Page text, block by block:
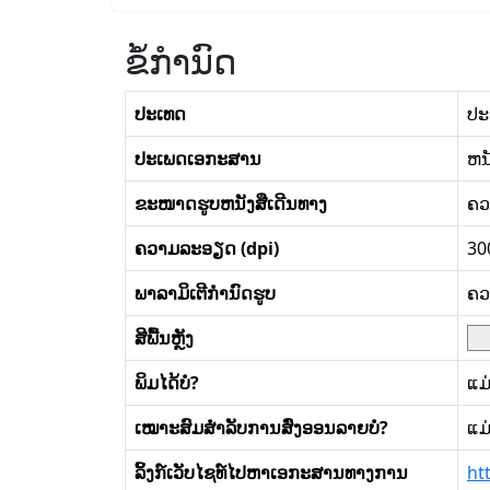
ຂໍ້ກໍານົດ
ປະເທດ
ປ
ປະເພດເອກະສານ
ຫ
ຂະໜາດຮູບຫນັງສືເດີນທາງ
ຄ
ຄວາມລະອຽດ (dpi)
ພາລາມິເຕີກໍານົດຮູບ
ຄ
ສີພື້ນຫຼັງ
ພິມໄດ້ບໍ?
ແ
ເໝາະສົມສໍາລັບການສົ່ງອອນລາຍບໍ?
ແ
ລິ້ງກ໌ເວັບໄຊທ໌ໄປຫາເອກະສານທາງການ